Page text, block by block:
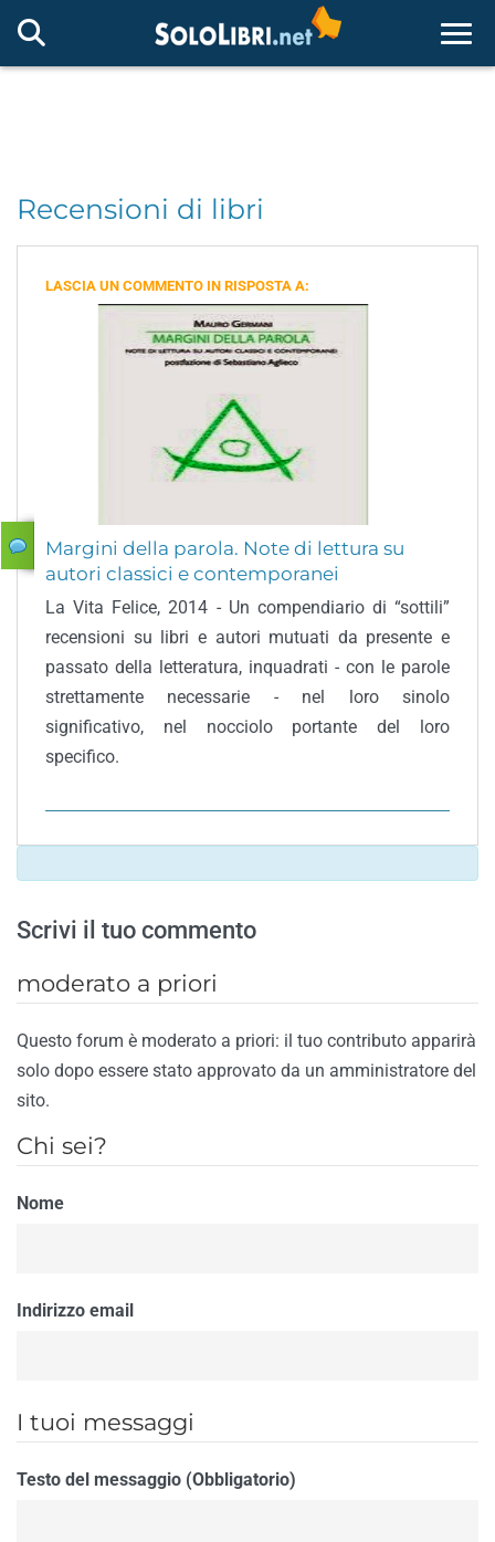
Recensioni di libri
LASCIA UN COMMENTO IN RISPOSTA A:
Margini della parola. Note di lettura su
autori classici e contemporanei
La Vita Felice, 2014 - Un compendiario di “sottili”
recensioni su libri e autori mutuati da presente e
passato della letteratura, inquadrati - con le parole
strettamente necessarie - nel loro sinolo
significativo, nel nocciolo portante del loro
specifico.
Scrivi il tuo commento
moderato a priori
Questo forum è moderato a priori: il tuo contributo apparirà
solo dopo essere stato approvato da un amministratore del
sito.
Chi sei?
Nome
Indirizzo email
I tuoi messaggi
Testo del messaggio (Obbligatorio)